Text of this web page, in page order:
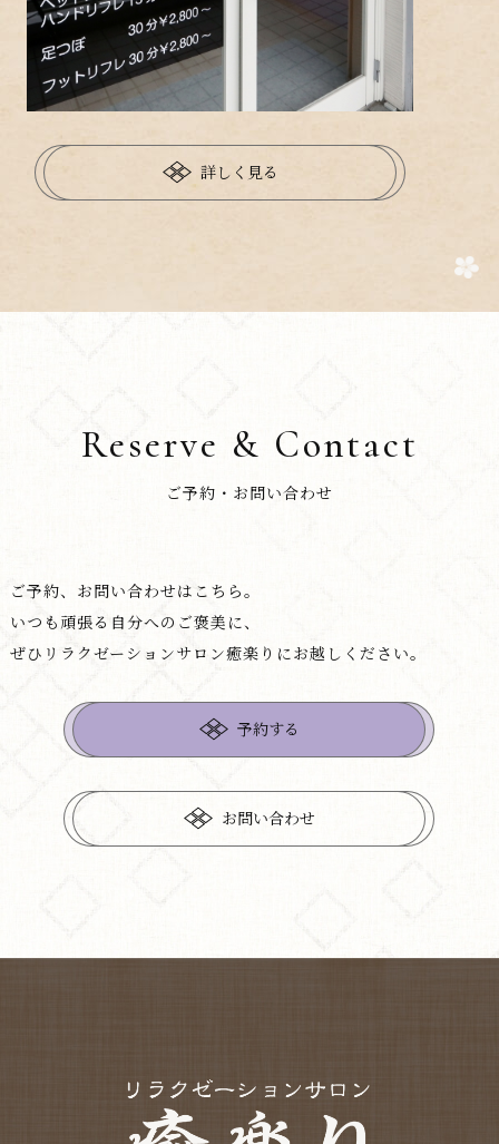
詳しく見る
Reserve & Contact
ご予約・お問い合わせ
ご予約、お問い合わせはこちら。
いつも頑張る自分へのご褒美に、
ぜひリラクゼーションサロン癒楽りにお越しください。
予約する
お問い合わせ